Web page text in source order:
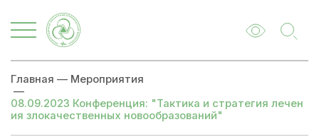
Главная — Мероприятия
—
08.09.2023 Конференция: "Тактика и стратегия лечен
ия злокачественных новообразований"